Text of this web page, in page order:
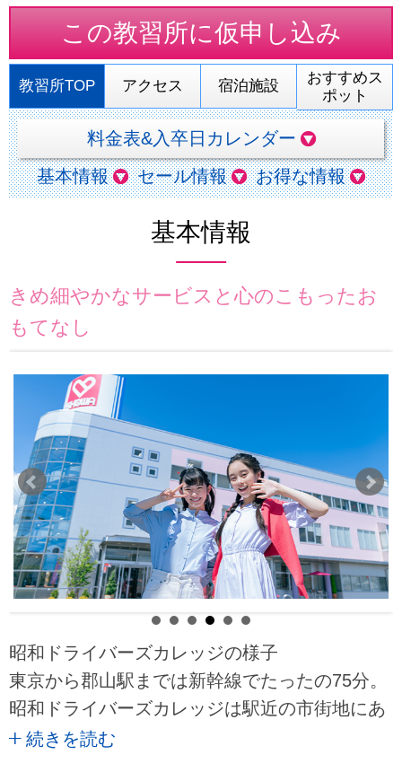
この教習所に仮申し込み
教習所TOP アクセス 宿泊施設
おすすめス
ポット
料金表&入卒日カレンダー
基本情報
セール情報 お得な情報
基本情報
きめ細やかなサービスと心のこもったお
もてなし
昭和ドライバーズカレッジの様子
東京から郡山駅までは新幹線でたったの75分。
昭和ドライバーズカレッジは駅近の市街地にあ
ります。この学校、徹底したお客様サービスに
続きを読む